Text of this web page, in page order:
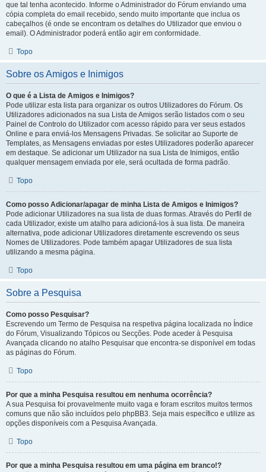
que tal tenha acontecido. Informe o Administrador do Fórum enviando uma
cópia completa do email recebido, sendo muito importante que inclua os
cabeçalhos (é onde se encontram os detalhes do Utilizador que enviou o
email). O Administrador poderá então agir em conformidade.
Topo
Sobre os Amigos e Inimigos
O que é a Lista de Amigos e Inimigos?
Pode utilizar esta lista para organizar os outros Utilizadores do Fórum. Os
Utilizadores adicionados na sua Lista de Amigos serão listados com o seu
Painel de Controlo do Utilizador com acesso rápido para ver seus estados
Online e para enviá-los Mensagens Privadas. Se solicitar ao Suporte de
Templates, as Mensagens enviadas por estes Utilizadores poderão aparecer
em destaque. Se adicionar um Utilizador na sua Lista de Inimigos, então
qualquer mensagem enviada por ele, será ocultada de forma padrão.
Topo
Como posso Adicionar/apagar de minha Lista de Amigos e Inimigos?
Pode adicionar Utilizadores na sua lista de duas formas. Através do Perfil de
cada Utilizador, existe um atalho para adicioná-los à sua lista. De maneira
alternativa, pode adicionar Utilizadores diretamente escrevendo os seus
Nomes de Utilizadores. Pode também apagar Utilizadores de sua lista
utilizando a mesma página.
Topo
Sobre a Pesquisa
Como posso Pesquisar?
Escrevendo um Termo de Pesquisa na respetiva página localizada no Índice
do Fórum, Visualizando Tópicos ou Secções. Pode aceder à Pesquisa
Avançada clicando no atalho Pesquisar que encontra-se disponível em todas
as páginas do Fórum.
Topo
Por que a minha Pesquisa resultou em nenhuma ocorrência?
A sua Pesquisa foi provavelmente muito vaga e foram escritos muitos termos
comuns que não são incluídos pelo phpBB3. Seja mais específico e utilize as
opções disponíveis com a Pesquisa Avançada.
Topo
Por que a minha Pesquisa resultou em uma página em branco!?